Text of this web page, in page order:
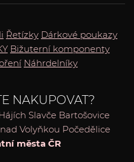
Řetízky Dárkové poukazy
Bižuterní komponenty
Náhrdelníky
NAKUPOVAT?
Slavče Bartošovice
Volyňkou Počedělice
města ČR